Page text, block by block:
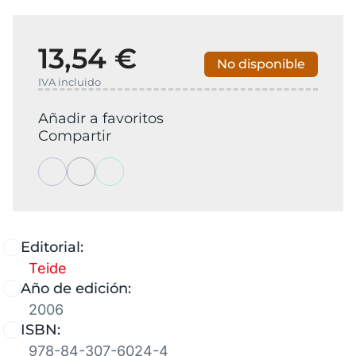
Editorial:
Teide
Año de edición:
2006
ISBN:
978-84-307-6024-4
13,54 €
IVA incluido
No disponible
Añadir a favoritos
Compartir